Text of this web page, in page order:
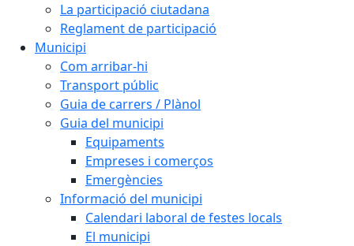
La participació ciutadana
Reglament de participació
Municipi
Com arribar-hi
Transport públic
Guia de carrers / Plànol
Guia del municipi
Equipaments
Empreses i comerços
Emergències
Informació del municipi
Calendari laboral de festes locals
El municipi